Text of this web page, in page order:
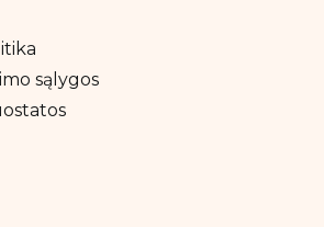
priemonės
kūnui
prausikliai
losjonai
sąlygos